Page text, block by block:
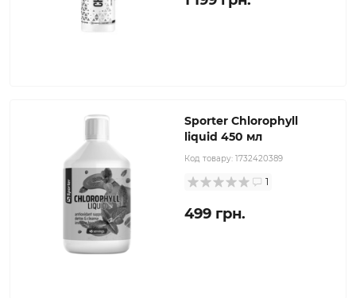
Sporter Chlorophyll
liquid 450 мл
Код товару: 1732420389
1
499 грн.